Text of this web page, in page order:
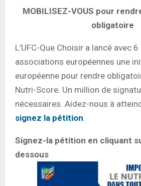
MOBILISEZ-VOUS pour
obligatoire
L’UFC-Que Choisir a lancé avec
associations européennes une
européenne pour rendre
Nutri-Score. Un million de
nécessaires. Aidez-nous à
signez la pétition
Signez-la pétition en cliquant
dessous